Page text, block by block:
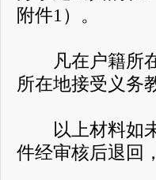
附件1）。
凡在户籍所在
所在地接受义务
以上材料如未
件经审核后退回